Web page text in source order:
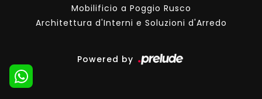
Mobilificio a Poggio Rusco
Architettura d'Interni e Soluzioni d'Arredo
Powered by